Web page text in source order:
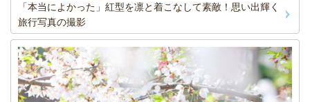
「本当によかった」紅型を凛と着こなして素敵！思い出輝く
旅行写真の撮影